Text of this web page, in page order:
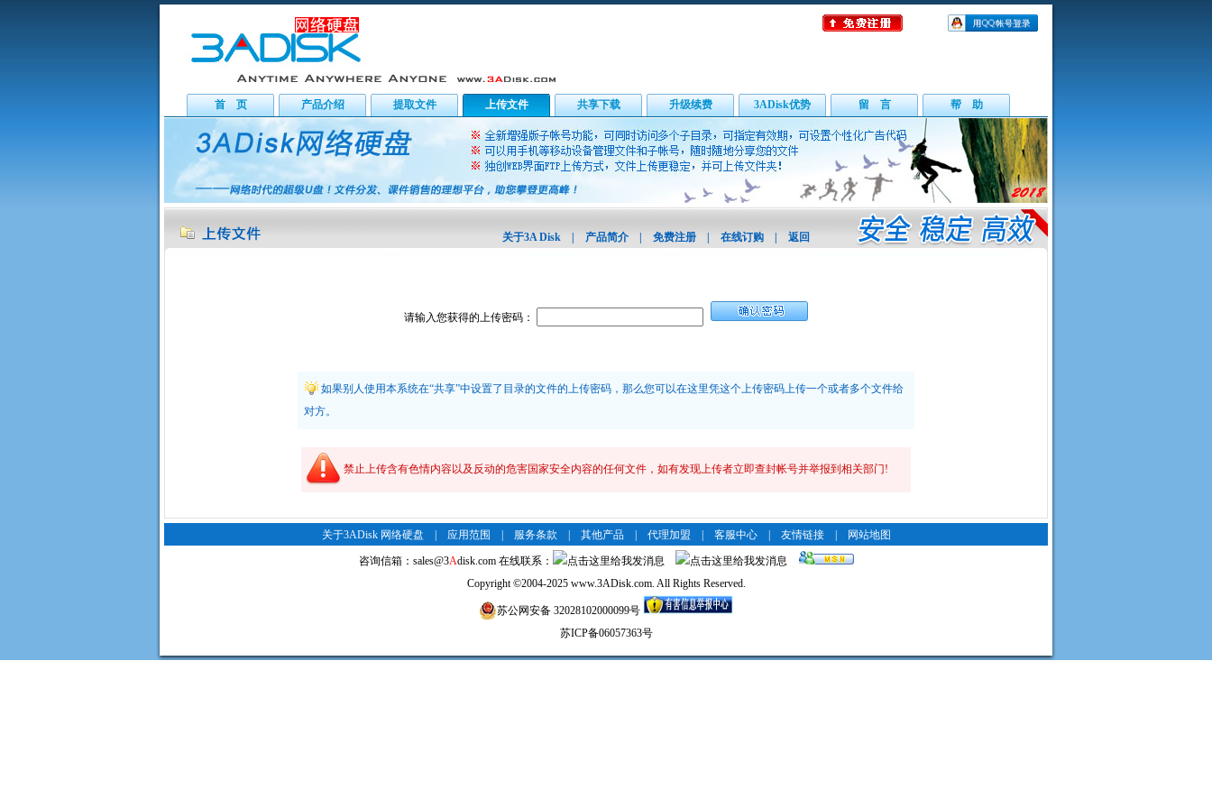
首 页 产品介绍 提取文件 上传文件 共享下载 升级续费 3ADisk优势 留 言 帮 助
关于3A Disk 产品简介 免费注册 在线订购 返回
请输入您获得的上传密码：
如果别人使用本系统在“共享”中设置了目录的文件的上传密码，那么您可以在这里凭这个上传密码上传一个或者多个文件给
对方。
禁止上传含有色情内容以及反动的危害国家安全内容的任何文件，如有发现上传者立即查封帐号并举报到相关部门!
关于3ADisk 网络硬盘 应用范围 服务条款 其他产品| 代理加盟 客服中心| 友情链接| 网站地图
咨询信箱： sales@3Adisk.com在线联系：
Copyright©2004-2025 www.3ADisk.com. All Rights Reserved.
苏公网安备 32028102000099号
苏ICP备06057363号